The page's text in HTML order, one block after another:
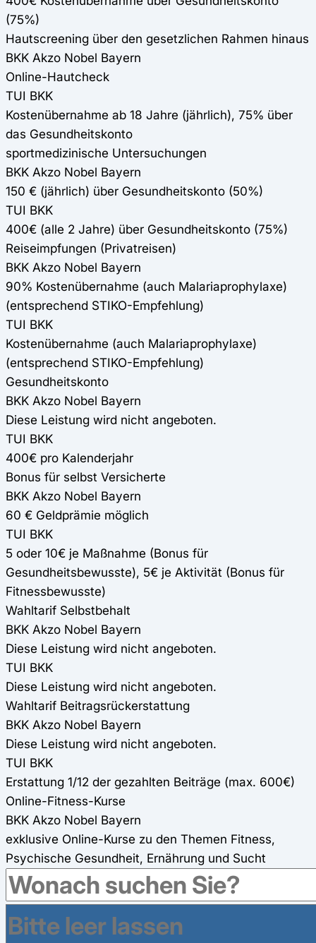
(75%)
Hautscreening über den gesetzlichen Rahmen hinaus
BKK Akzo Nobel Bayern
Online-Hautcheck
TUI BKK
Kostenübernahme ab 18 Jahre (jährlich), 75% über
das Gesundheitskonto
sportmedizinische Untersuchungen
BKK Akzo Nobel Bayern
150 € (jährlich) über Gesundheitskonto (50%)
TUI BKK
400€ (alle 2 Jahre) über Gesundheitskonto (75%)
Reiseimpfungen (Privatreisen)
BKK Akzo Nobel Bayern
90% Kostenübernahme (auch Malariaprophylaxe)
(entsprechend STIKO-Empfehlung)
TUI BKK
Kostenübernahme (auch Malariaprophylaxe)
(entsprechend STIKO-Empfehlung)
Gesundheitskonto
BKK Akzo Nobel Bayern
Diese Leistung wird nicht angeboten.
TUI BKK
400€ pro Kalenderjahr
Bonus für selbst Versicherte
BKK Akzo Nobel Bayern
60 € Geldprämie möglich
TUI BKK
5 oder 10€ je Maßnahme (Bonus für
Gesundheitsbewusste), 5€ je Aktivität (Bonus für
Fitnessbewusste)
Wahltarif Selbstbehalt
BKK Akzo Nobel Bayern
Diese Leistung wird nicht angeboten.
TUI BKK
Diese Leistung wird nicht angeboten.
Wahltarif Beitragsrückerstattung
BKK Akzo Nobel Bayern
Diese Leistung wird nicht angeboten.
TUI BKK
Erstattung 1/12 der gezahlten Beiträge (max. 600€)
Online-Fitness-Kurse
BKK Akzo Nobel Bayern
exklusive Online-Kurse zu den Themen Fitness,
Psychische Gesundheit, Ernährung und Sucht
TUI BKK
kostenlose Online-Fitness-Kurse
Gesundheitsreisen
BKK Akzo Nobel Bayern